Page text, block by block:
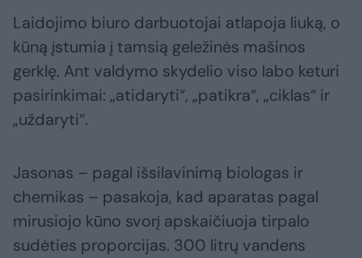
Laidojimo biuro darbuotojai atlapoja liuką, o
kūną įstumia į tamsią geležinės mašinos
gerklę. Ant valdymo skydelio viso labo keturi
pasirinkimai: „atidaryti“, „patikra“, „ciklas“ ir
„uždaryti“.
Jasonas – pagal išsilavinimą biologas ir
chemikas – pasakoja, kad aparatas pagal
mirusiojo kūno svorį apskaičiuoja tirpalo
sudėties proporcijas. 300 litrų vandens